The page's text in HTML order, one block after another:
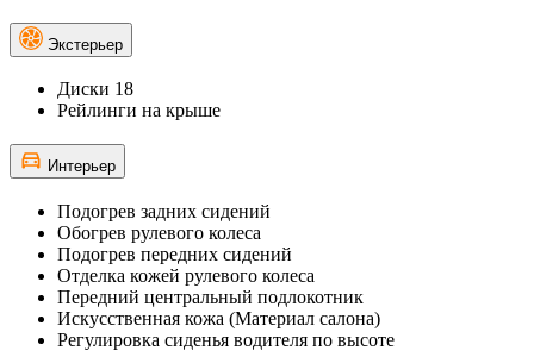
Экстерьер
Диски 18
Рейлинги на крыше
Интерьер
Подогрев задних сидений
Обогрев рулевого колеса
Подогрев передних сидений
Отделка кожей рулевого колеса
Передний центральный подлокотник
Искусственная кожа (Материал салона)
Регулировка сиденья водителя по высоте